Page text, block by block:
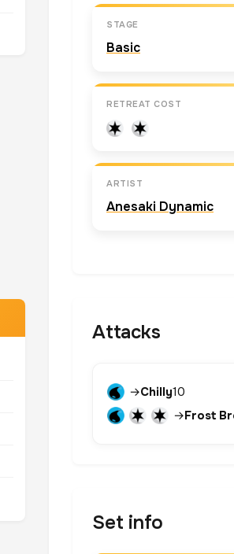
STAGE
Basic
RETREAT COST
ARTIST
Anesaki Dynamic
Attacks
→Chilly10
→Frost
Set info